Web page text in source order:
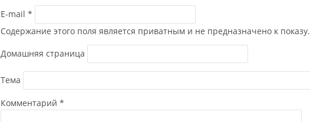
E-mail *
Содержание этого поля является приватным и не предназначено к показу.
Домашняя страница
Тема
Комментарий *